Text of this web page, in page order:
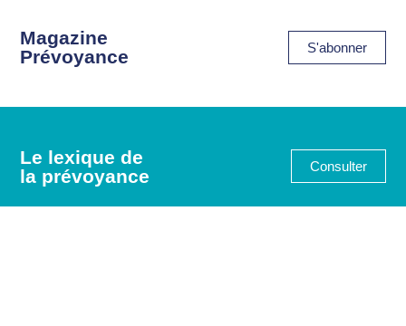
Magazine
Prévoyance
S'abonner
Le lexique de
la prévoyance
Consulter